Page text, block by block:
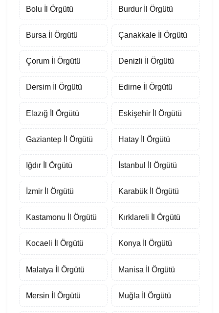
Bolu İl Örgütü Burdur İl Örgütü
Bursa İl Örgütü Çanakkale İl Örgütü
Çorum İl Örgütü Denizli İl Örgütü
Dersim İl Örgütü Edirne İl Örgütü
Elazığ İl Örgütü Eskişehir İl Örgütü
Gaziantep İl Örgütü Hatay İl Örgütü
Iğdır İl Örgütü İstanbul İl Örgütü
İzmir İl Örgütü Karabük İl Örgütü
Kastamonu İl Örgütü Kırklareli İl Örgütü
Kocaeli İl Örgütü Konya İl Örgütü
Malatya İl Örgütü Manisa İl Örgütü
Mersin İl Örgütü Muğla İl Örgütü